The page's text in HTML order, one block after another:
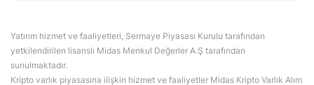
Yatırım hizmet ve faaliyetleri, Sermaye Piyasası Kurulu tarafından
yetkilendirilen lisanslı Midas Menkul Değerler A.Ş tarafından
sunulmaktadır.
Kripto varlık piyasasına ilişkin hizmet ve faaliyetler Midas Kripto Varlık Alım